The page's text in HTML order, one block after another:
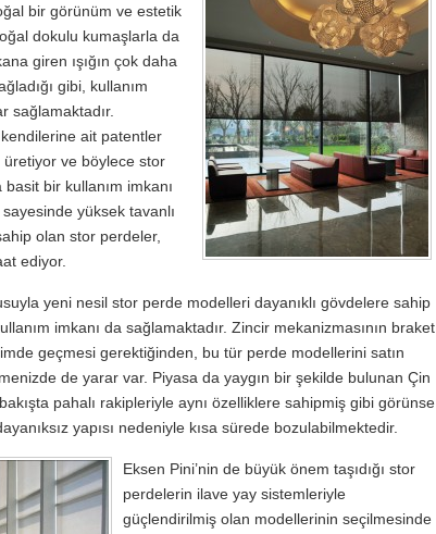
bir görünüm ve estetik
dokulu kumaşlarla da
giren ışığın çok daha
gibi, kullanım
sağlamaktadır.
ait patentler
üretiyor ve böylece stor
bir kullanım imkanı
yüksek tavanlı
olan stor perdeler,
ediyor.
yeni nesil stor perde modelleri dayanıklı gövdelere sahip
imkanı da sağlamaktadır. Zincir mekanizmasının braket
geçmesi gerektiğinden, bu tür perde modellerini satın
de yarar var. Piyasa da yaygın bir şekilde bulunan Çin
pahalı rakipleriyle aynı özelliklere sahipmiş gibi görünse
yapısı nedeniyle kısa sürede bozulabilmektedir.
Eksen Pini’nin de büyük önem taşıdığı stor
perdelerin ilave yay sistemleriyle
güçlendirilmiş olan modellerinin seçilmesinde